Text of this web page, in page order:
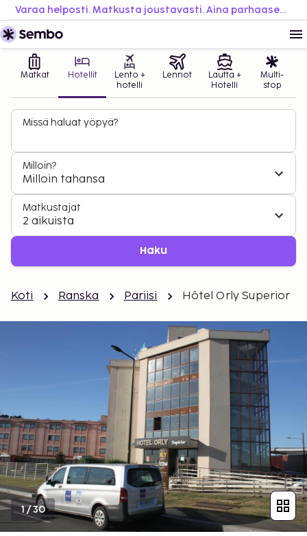
Varaa helposti. Matkusta joustavasti. Aina parhaaseen hintaan.
Matkat Hotellit
Lento +
hotelli
Lennot
Lautta +
Hotelli
Multi-
stop
Missä haluat yöpyä?
Milloin?
Milloin tahansa
Matkustajat
2 aikuista
Haku
Koti Ranska Pariisi Hôtel Orly Superior
1/30